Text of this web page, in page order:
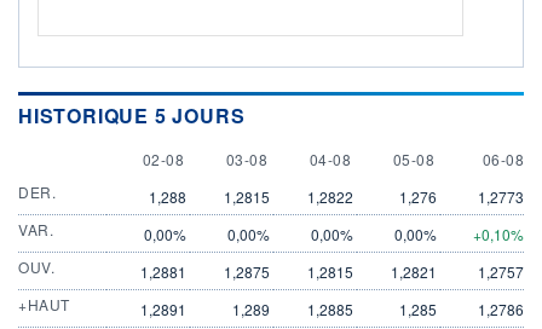
HISTORIQUE 5 JOURS
2 AUGUST
02-08 3 AUGUST
03-08 4 AUGUST
04-08 5 AUGUST
05-08 6
06-08
DER.
1,288 1,2815 1,2822 1,276
1,2773
VAR.
0,00% 0,00% 0,00% 0,00%
+0,10%
OUV.
1,2881 1,2875 1,2815 1,2821
1,2757
+HAUT
1,2891 1,289 1,2885 1,285
1,2786